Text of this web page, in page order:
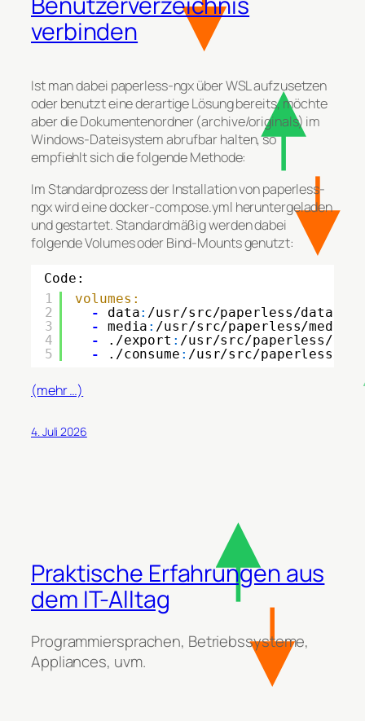
verbinden
Ist man dabei paperless-ngx über WSL aufzusetzen
oder benutzt eine derartige Lösung bereits, möchte
aber die Dokumentenordner (archive/originals) im
Windows-Dateisystem abrufbar halten, so
empfiehlt sich die folgende Methode:
Im Standardprozess der Installation von paperless-
ngx wird eine docker-compose.yml heruntergeladen
und gestartet. Standardmäßig werden dabei
folgende Volumes oder Bind-Mounts genutzt:
Code:
1
2
3
4
5
volumes:
-
data: /usr/src/paperless/data
-
media : /usr/src/paperless/media
-
./export : /usr/src/paperless/
-
./consume : /usr/src/paperless/
(mehr …)
4. Juli 2026
Praktische Erfahrungen aus
dem IT-Alltag
Programmiersprachen, Betriebssysteme,
Appliances, uvm.